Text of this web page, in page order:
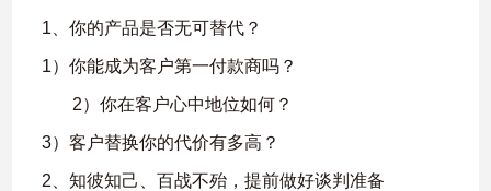
1、你的产品是否无可替代？
1）你能成为客户第一付款商吗？
2）你在客户心中地位如何？
3）客户替换你的代价有多高？
2、知彼知己、百战不殆，提前做好谈判准备